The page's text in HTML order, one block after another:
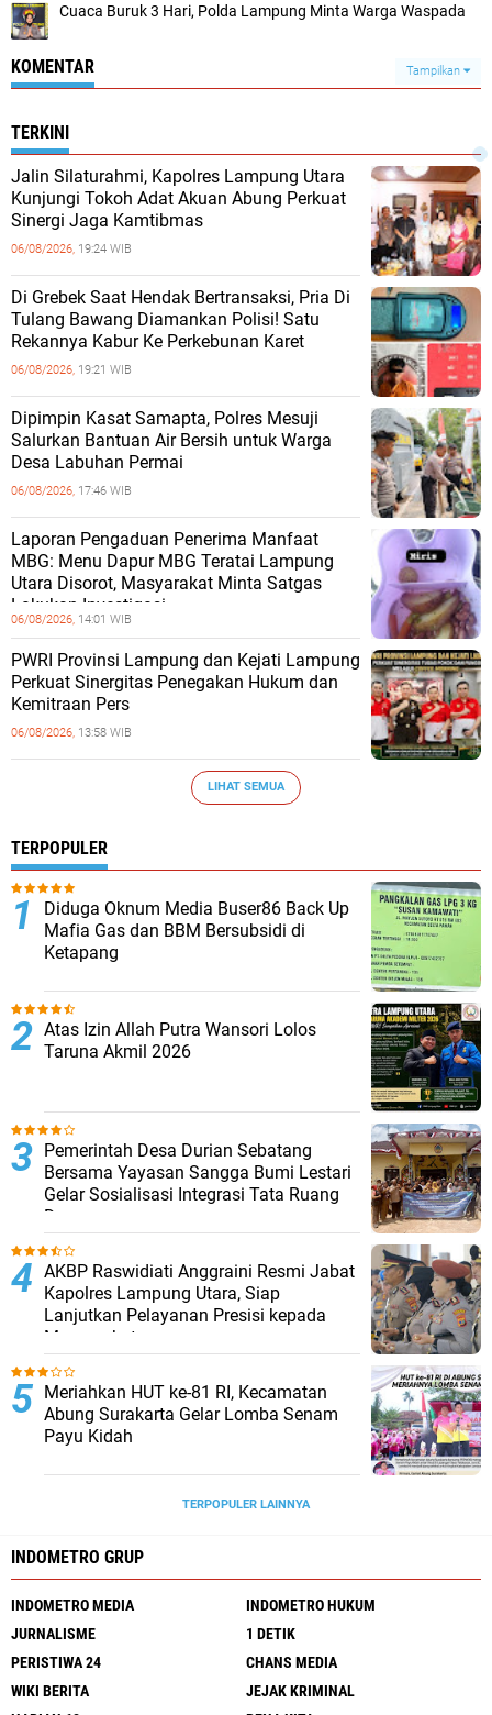
Cuaca Buruk 3 Hari, Polda Lampung Minta Warga Waspada
KOMENTAR Tampilkan
TERKINI
Jalin Silaturahmi, Kapolres Lampung Utara
Kunjungi Tokoh Adat Akuan Abung Perkuat
Sinergi Jaga Kamtibmas
06/08/2026, 19:24 WIB
Di Grebek Saat Hendak Bertransaksi, Pria Di
Tulang Bawang Diamankan Polisi! Satu
Rekannya Kabur Ke Perkebunan Karet
06/08/2026, 19:21 WIB
Dipimpin Kasat Samapta, Polres Mesuji
Salurkan Bantuan Air Bersih untuk Warga
Desa Labuhan Permai
06/08/2026, 17:46 WIB
Laporan Pengaduan Penerima Manfaat
MBG: Menu Dapur MBG Teratai Lampung
Utara Disorot, Masyarakat Minta Satgas
Lakukan Investigasi
06/08/2026, 14:01 WIB
PWRI Provinsi Lampung dan Kejati Lampung
Perkuat Sinergitas Penegakan Hukum dan
Kemitraan Pers
06/08/2026, 13:58 WIB
LIHAT SEMUA
TERPOPULER
Diduga Oknum Media Buser86 Back Up
Mafia Gas dan BBM Bersubsidi di
Ketapang
Atas Izin Allah Putra Wansori Lolos
Taruna Akmil 2026
Pemerintah Desa Durian Sebatang
Bersama Yayasan Sangga Bumi Lestari
Gelar Sosialisasi Integrasi Tata Ruang
Desa
AKBP Raswidiati Anggraini Resmi Jabat
Kapolres Lampung Utara, Siap
Lanjutkan Pelayanan Presisi kepada
Masyarakat
Meriahkan HUT ke-81 RI, Kecamatan
Abung Surakarta Gelar Lomba Senam
Payu Kidah
TERPOPULER LAINNYA
INDOMETRO GRUP
INDOMETRO MEDIA
INDOMETRO HUKUM
JURNALISME
1 DETIK
PERISTIWA 24
CHANS MEDIA
WIKI BERITA
JEJAK KRIMINAL